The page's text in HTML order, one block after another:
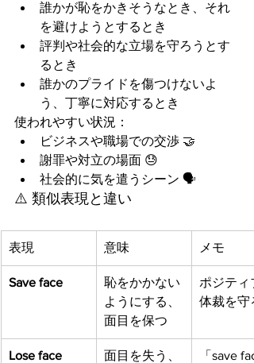
誰かが恥をかきそうなとき、それ
を避けようとするとき
評判や社会的な立場を守ろうとす
るとき
誰かのプライドを傷つけないよ
う、丁寧に対応するとき
使われやすい状況：
ビジネスや職場での交渉 🤝
謝罪や対立の場面 😓
社会的に気を遣うシーン 🗣️
⚠️ 類似表現と違い
表現 意味 メモ
Save face
恥をかかない
ようにする、
面目を保つ
ポジティ
体裁を守
Lose face
面目を失う、
「save